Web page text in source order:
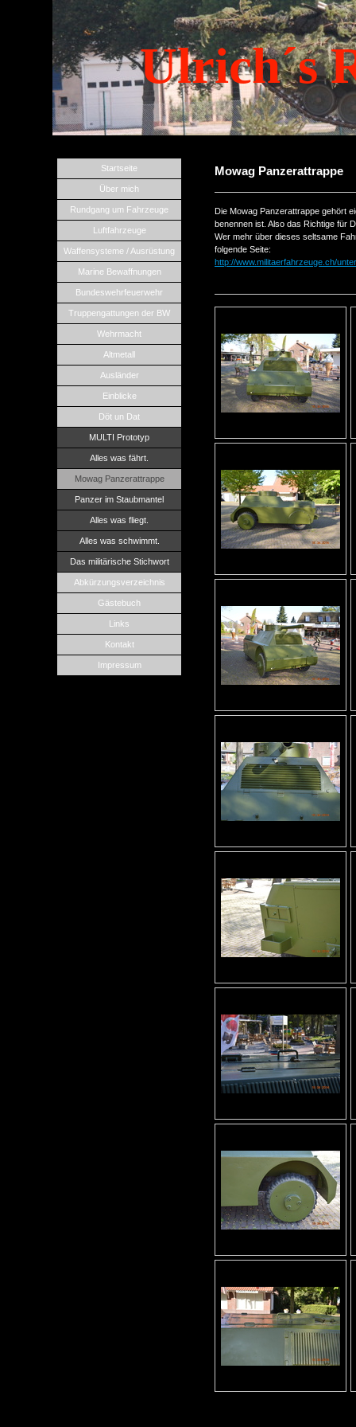
Ulrich´s
Startseite
Über mich
Rundgang um Fahrzeuge
Luftfahrzeuge
Waffensysteme / Ausrüstung
Marine Bewaffnungen
Bundeswehrfeuerwehr
Truppengattungen der BW
Wehrmacht
Altmetall
Ausländer
Einblicke
Döt un Dat
MULTI Prototyp
Alles was fährt.
Mowag Panzerattrappe
Panzer im Staubmantel
Alles was fliegt.
Alles was schwimmt.
Das militärische Stichwort
Abkürzungsverzeichnis
Gästebuch
Links
Kontakt
Impressum
Mowag Panzerattrappe
Die Mowag Panzerattrappe gehört
benennen ist. Also das Richtige für
Wer mehr über dieses seltsame
folgende Seite:
http://www.militaerfahrzeuge.ch/